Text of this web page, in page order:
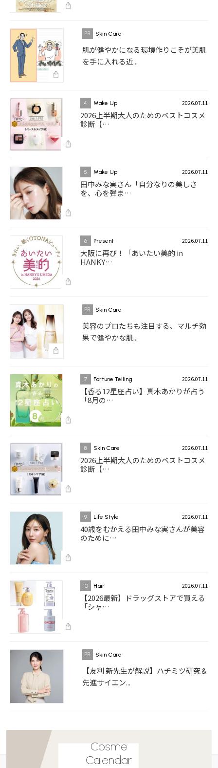
Skin Care
肌が健やかになる環境作りこそが美肌
を手に入れる近...
4 Make Up 2026.07.11
2026上半期大人のためのベストコスメ
診断【…
5 Make Up 2026.07.11
田中みな実さん「自分なりの美しさ
を、心を弾ま…
6 Present 2026.07.11
大阪に再び！「あいたい美的 in
HANKY…
Skin Care
美容のプロたちも注目する、マルチ効
果で健やかな肌...
7 Fortune Telling 2026.07.11
【香る12星座占い】真木あかりが占う
「8月の…
8 Skin Care 2026.07.11
2026上半期大人のためのベストコスメ
診断【…
9 Life Style 2026.07.11
40歳をむかえる田中みな実さんが美容
のために…
10 Hair 2026.07.11
【2026最新】ドラッグストアで買える
「シャ…
Skin Care
【友利 新先生が解説】ハチミツ研究＆
先進サイエン...
Cosme
Calendar